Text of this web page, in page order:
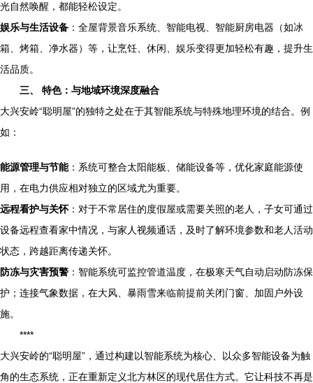
光自然唤醒，都能轻松设定。
娱乐与生活设备 ：全屋背景音乐系统、智能电视、智能厨房电器（如冰
箱、烤箱、净水器）等，让烹饪、休闲、娱乐变得更加轻松有趣，提升生
活品质。
三、 特色：与地域环境深度融合
大兴安岭“聪明屋”的独特之处在于其智能系统与特殊地理环境的结合。例
如：
能源管理与节能：系统可整合太阳能板、储能设备等，优化家庭能源使
用，在电力供应相对独立的区域尤为重要。
远程看护与关怀：对于不常居住的度假屋或需要关照的老人，子女可通过
设备远程查看家中情况，与家人视频通话，及时了解环境参数和老人活动
状态，跨越距离传递关怀。
防冻与灾害预警 ：智能系统可监控管道温度，在极寒天气自动启动防冻保
护；连接气象数据，在大风、暴雨雪来临前提前关闭门窗、加固户外设
施。
****
大兴安岭的“聪明屋”，通过构建以智能系统为核心、以众多智能设备为触
角的生态系统，正在重新定义北方林区的现代居住方式。它让科技不再是